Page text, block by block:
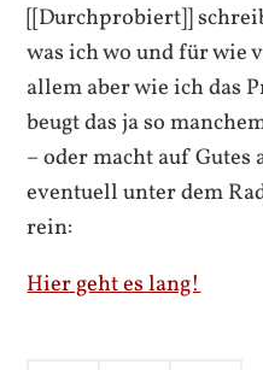
[[Durchprobiert]]
was ich wo und für wie
allem aber wie ich das
beugt das ja so
– oder macht auf Gutes
eventuell unter dem
rein:
Hier geht es lang!